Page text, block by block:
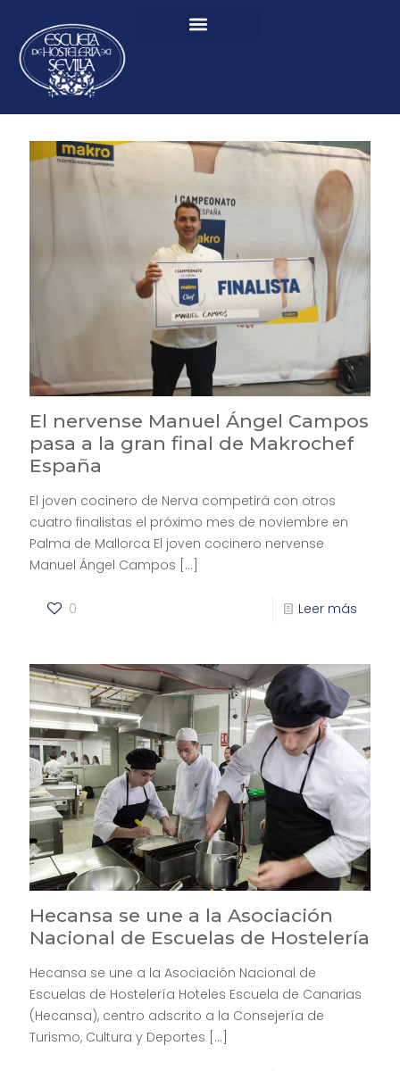
El nervense Manuel Ángel Campos
pasa a la gran final de Makrochef
España
El joven cocinero de Nerva competirá con otros
cuatro finalistas el próximo mes de noviembre en
Palma de Mallorca El joven cocinero nervense
Manuel Ángel Campos […]
0 Leer más
Hecansa se une a la Asociación
Nacional de Escuelas de Hostelería
Hecansa se une a la Asociación Nacional de
Escuelas de Hostelería Hoteles Escuela de Canarias
(Hecansa), centro adscrito a la Consejería de
Turismo, Cultura y Deportes […]